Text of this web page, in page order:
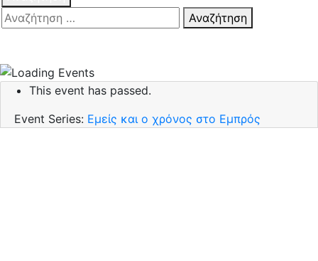
Αναζήτηση
This event has passed.
Event Series: Εμείς και ο χρόνος στο Εμπρός